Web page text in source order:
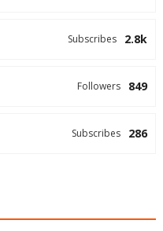
2.8k
Subscribes
849
Followers
286
Subscribes